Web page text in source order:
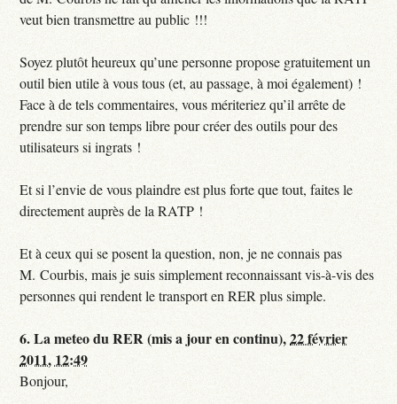
veut bien transmettre au public !!!
Soyez plutôt heureux qu’une personne propose gratuitement un
outil bien utile à vous tous (et, au passage, à moi également) !
Face à de tels commentaires, vous mériteriez qu’il arrête de
prendre sur son temps libre pour créer des outils pour des
utilisateurs si ingrats !
Et si l’envie de vous plaindre est plus forte que tout, faites le
directement auprès de la RATP !
Et à ceux qui se posent la question, non, je ne connais pas
M. Courbis, mais je suis simplement reconnaissant vis-à-vis des
personnes qui rendent le transport en RER plus simple.
6.La meteo du RER (mis a jour en continu),22 février
2011, 12:49
Bonjour,